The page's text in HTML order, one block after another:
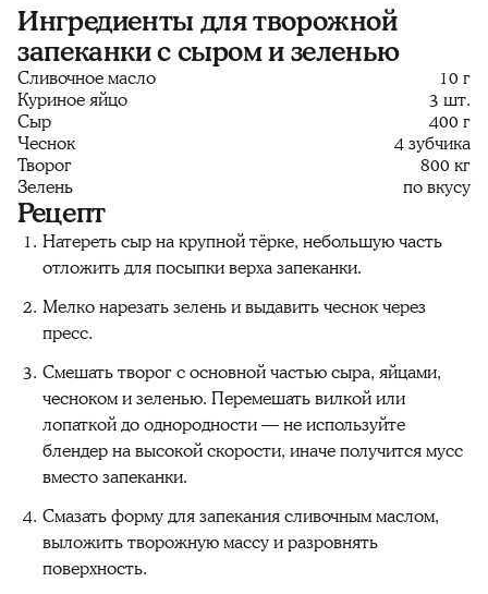
Ингредиенты для творожной
запеканки с сыром и зеленью
Сливочное масло
10 г
Куриное яйцо
3 шт.
Сыр
400 г
Чеснок
4 зубчика
Творог
800 кг
Зелень
по вкусу
Рецепт
Натереть сыр на крупной тёрке, небольшую часть
отложить для посыпки верха запеканки.
Мелко нарезать зелень и выдавить чеснок через
пресс.
Смешать творог с основной частью сыра, яйцами,
чесноком и зеленью. Перемешать вилкой или
лопаткой до однородности — не используйте
блендер на высокой скорости, иначе получится мусс
вместо запеканки.
Смазать форму для запекания сливочным маслом,
выложить творожную массу и разровнять
поверхность.